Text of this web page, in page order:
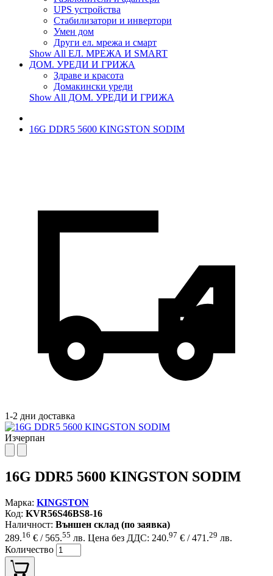
UPS устройства
Стабилизатори и инвертори
Умен дом
Други ел. мрежа и смарт
Show All ЕЛ. МРЕЖА И SMART
ДОМ. УРЕДИ И ГРИЖА
Здраве и красота
Домакински уреди
Show All ДОМ. УРЕДИ И ГРИЖА
16G DDR5 5600 KINGSTON SODIM
1-2 дни доставка
Изчерпан
16G DDR5 5600 KINGSTON SODIM
Марка: KINGSTON
Код: KVR56S46BS8-16
Наличност: Външен склад (по заявка)
289.16 € / 565.55 лв. Цена без ДДС: 240.97 € / 471.29 лв.
Количество